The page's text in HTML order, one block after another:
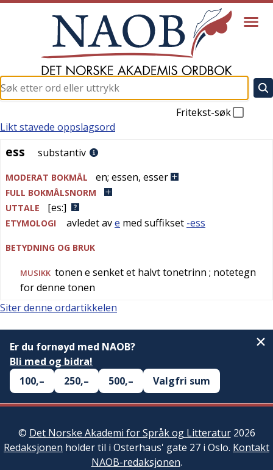
Fritekst-søk
ess
Likt stavede oppslagsord
ess substantiv
MODERAT BOKMÅL en; essen, esser
FULL BOKMÅLSNORM
UTTALE
[es:]
ETYMOLOGI avledet ave med suffikset -ess
BETYDNING OG BRUK
MUSIKK tonen e senket et halvt tonetrinn ; notetegn
for denne tonen
Siter denne ordartikkelen
Er du fornøyd med NAOB?
Bli med og bidra!
100,–
250,– 500,– Valgfri sum
© Det Norske Akademi for Språk og Litteratur2026
Redaksjonen holder til i Osterhaus' gate 27 i Oslo. Kontakt
NAOB-redaksjonen.